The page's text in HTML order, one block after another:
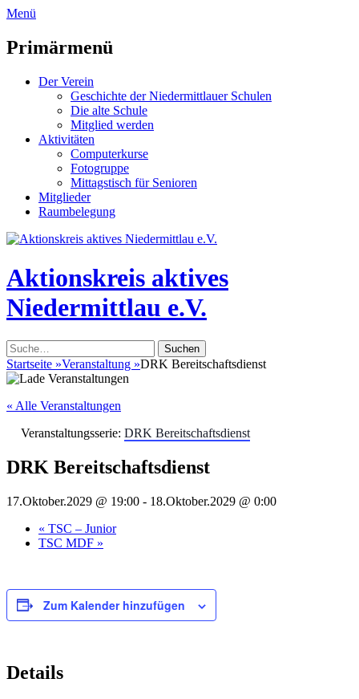
zum
überspringen
Menü
Primärmenü
Der Verein
Geschichte der Niedermittlauer Schulen
Die alte Schule
Mitglied werden
Aktivitäten
Computerkurse
Fotogruppe
Mittagstisch für Senioren
Mitglieder
Raumbelegung
Header
Aktionskreis aktives
Niedermittlau e.V.
Suche
nach:
Startseite »Veranstaltung »DRK Bereitschaftsdienst
« Alle Veranstaltungen
Veranstaltungsserie: DRK Bereitschaftsdienst
DRK Bereitschaftsdienst
17.Oktober.2029 @ 19:00 - 18.Oktober.2029 @ 0:00
« TSC – Junior
TSC MDF »
Zum Kalender hinzufügen
Details